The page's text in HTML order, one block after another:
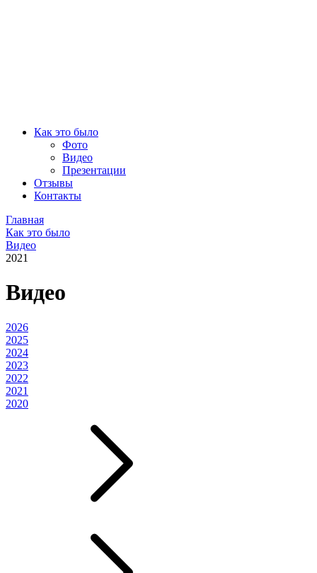
Как это было
Фото
Видео
Презентации
Отзывы
Контакты
Главная
Как это было
Видео
2021
Видео
2026
2025
2024
2023
2022
2021
2020